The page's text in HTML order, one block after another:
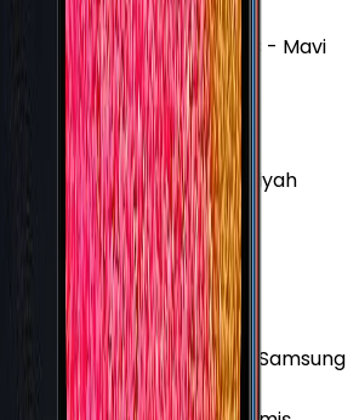
Galaxy A7 (2018) - 64 GB - Mavi
Galaxy A04e - 128 GB - Siyah
Galaxy J3 ProYenilenmiş Samsung
Samsung Galaxy S25